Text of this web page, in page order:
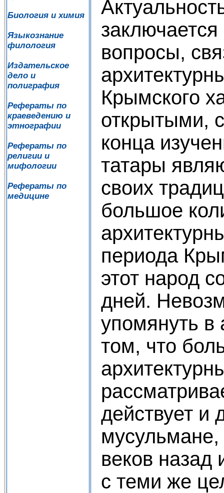
Биология и химия
Языкознание
филология
Издательское
дело и
полиграфия
Рефераты по
краеведению и
этнографии
Рефераты по
религии и
мифологии
Рефераты по
медицине
вопросы,
Крымского
открытыми,
конца
татары
своих
большое
периода
этот народ
дней.
упомянуть в
том, что
действует и
мусульмане,
веков назад
с теми же